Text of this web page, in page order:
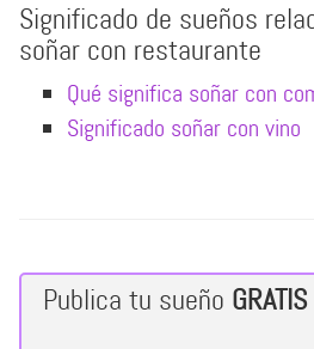
Significado de sueños
soñar con restaurante
Qué significa soñar con
Significado soñar con vino
Publica tu sueño GRATIS